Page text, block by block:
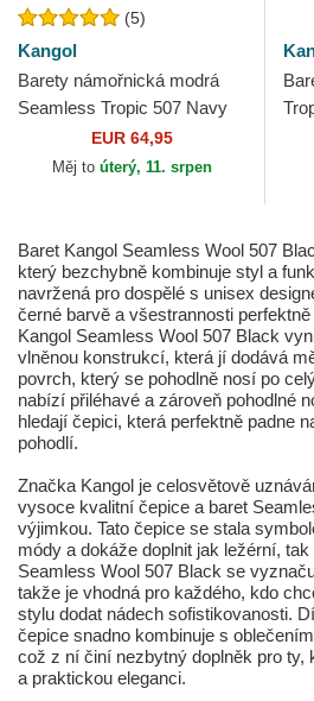
(5)
Kangol
Barety námořnická modrá
Seamless Tropic 507 Navy
EUR 64,95
Měj to úterý, 11. srpen
Baret Kangol Seamless Wool 507
který bezchybně kombinuje styl a
navržená pro dospělé s unisex
černé barvě a všestrannosti
Kangol Seamless Wool 507 Black
vlněnou konstrukcí, která jí dodává
povrch, který se pohodlně nosí po
nabízí přiléhavé a zároveň pohodlné
hledají čepici, která perfektně padne
pohodlí.
Značka Kangol je celosvětově
vysoce kvalitní čepice a baret
výjimkou. Tato čepice se stala
módy a dokáže doplnit jak ležérní,
Seamless Wool 507 Black se
takže je vhodná pro každého, kdo
stylu dodat nádech sofistikovanosti.
čepice snadno kombinuje s
což z ní činí nezbytný doplněk pro ty,
a praktickou eleganci.